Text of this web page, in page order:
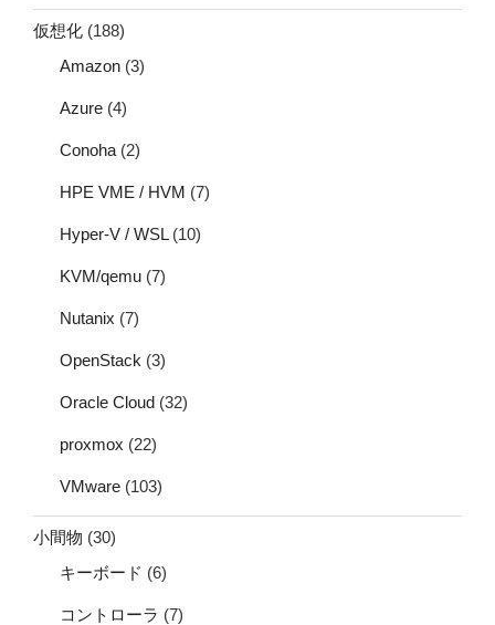
仮想化 (188)
Amazon (3)
Azure (4)
Conoha (2)
HPE VME / HVM (7)
Hyper-V / WSL(10)
KVM/qemu (7)
Nutanix (7)
OpenStack (3)
Oracle Cloud (32)
proxmox (22)
VMware (103)
小間物 (30)
キーボード (6)
コントローラ (7)